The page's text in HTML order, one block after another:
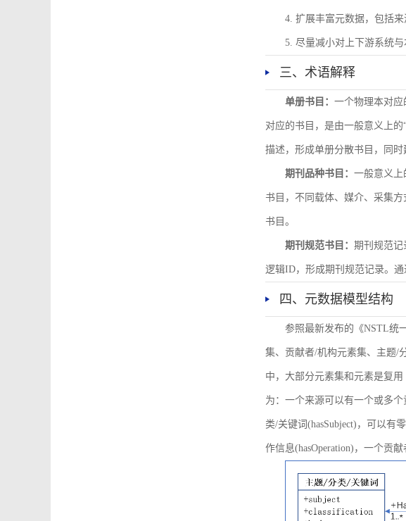
4. 扩展丰富元数据，包括
5. 尽量减小对上下游系统
三、术语解释
单册书目： 一个物理本对
对应的书目，是由一般意义上
描述，形成单册分散书目，同时
期刊品种书目： 一般意义上
书目，不同载体、媒介、采集
书目。
期刊规范书目： 期刊规范记
逻辑ID，形成期刊规范记录。
四、元数据模型结构
参照最新发布的《NSTL统
集、贡献者/机构元素集、主题/
中，大部分元素集和元素是复
为：一个来源可以有一个或多个
类/关键词(hasSubject)，可以有
作信息(hasOperation)，一个贡